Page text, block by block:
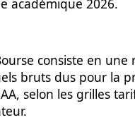
académique 2026.
consiste en une
bruts dus pour la
selon les grilles